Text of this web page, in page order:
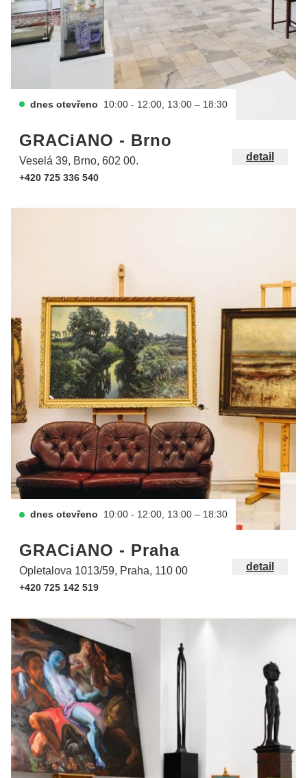
dnes otevřeno 10:00 - 12:00, 13:00 – 18:30
GRACiANO - Brno
Veselá 39, Brno, 602 00.
+420 725 336 540
detail
dnes otevřeno 10:00 - 12:00, 13:00 – 18:30
GRACiANO - Praha
Opletalova 1013/59, Praha, 110 00
+420 725 142 519
detail